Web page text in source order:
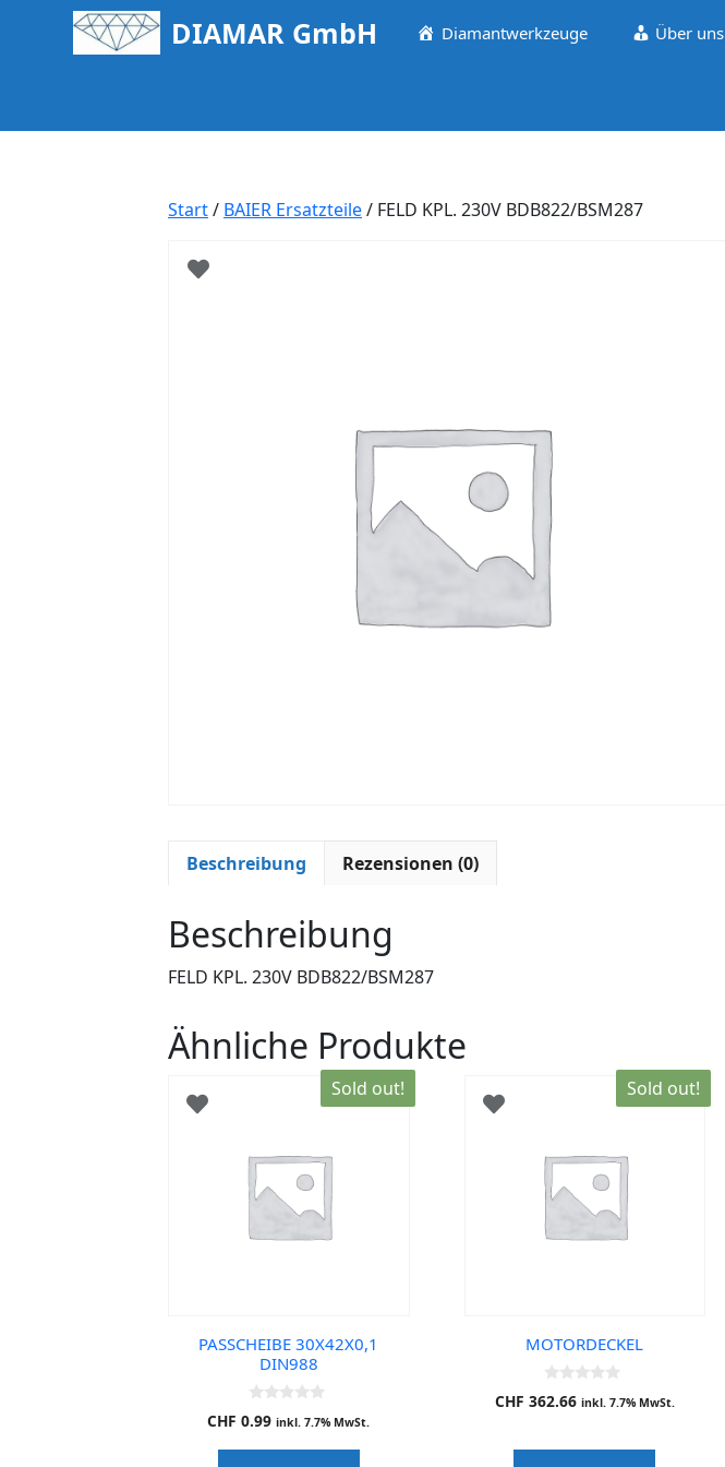
DIAMAR GmbH Diamantwerkzeuge Über uns
Start/ BAIER Ersatzteile/ FELD KPL. 230V BDB822/BSM287
Beschreibung Rezensionen (0)
Beschreibung
FELD KPL. 230V BDB822/BSM287
Ähnliche Produkte
Sold out!
PASSCHEIBE 30X42X0,1
DIN988
0
o
CHF 0.99 inkl. 7.7% MwSt.
Sold out!
MOTORDECKEL
0
o
o
CHF 362.66 inkl. 7.7% MwSt.